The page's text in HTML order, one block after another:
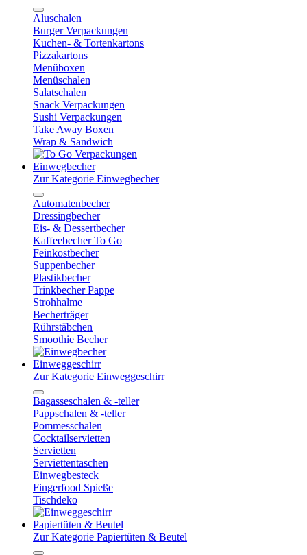
Aluschalen
Burger Verpackungen
Kuchen- & Tortenkartons
Pizzakartons
Menüboxen
Menüschalen
Salatschalen
Snack Verpackungen
Sushi Verpackungen
Take Away Boxen
Wrap & Sandwich
Einwegbecher
Zur Kategorie Einwegbecher
Automatenbecher
Dressingbecher
Eis- & Dessertbecher
Kaffeebecher To Go
Feinkostbecher
Suppenbecher
Plastikbecher
Trinkbecher Pappe
Strohhalme
Becherträger
Rührstäbchen
Smoothie Becher
Einweggeschirr
Zur Kategorie Einweggeschirr
Bagasseschalen & -teller
Pappschalen & -teller
Pommesschalen
Cocktailservietten
Servietten
Serviettentaschen
Einwegbesteck
Fingerfood Spieße
Tischdeko
Papiertüten & Beutel
Zur Kategorie Papiertüten & Beutel